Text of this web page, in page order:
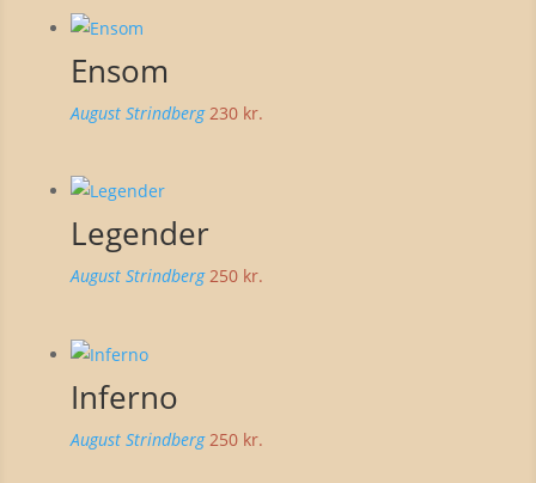
Ensom
August Strindberg 230 kr.
Legender
August Strindberg 250 kr.
Inferno
August Strindberg 250 kr.